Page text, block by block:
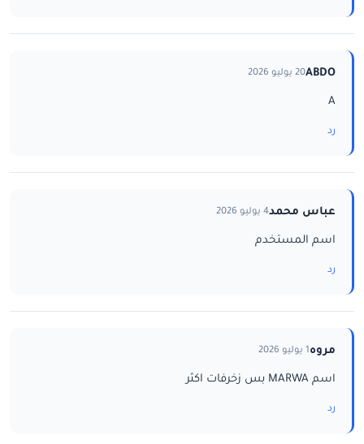
ABDO20 يوليو 2026
A
رد
عباس محمد4 يوليو 2026
اسم المستخدم
رد
مروه1 يوليو 2026
اسم MARWA بس زخرفات اكثر
رد